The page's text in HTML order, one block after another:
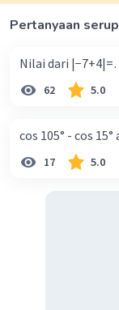
Pertanyaan
62 5.0
cos 105° - cos 15°
17 5.0